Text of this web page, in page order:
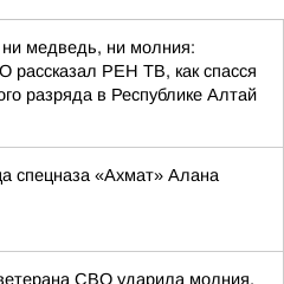
медведь, ни молния:
рассказал РЕН ТВ, как спасся
разряда в Республике Алтай
спецназа «Ахмат» Алана
СВО ударила молния,